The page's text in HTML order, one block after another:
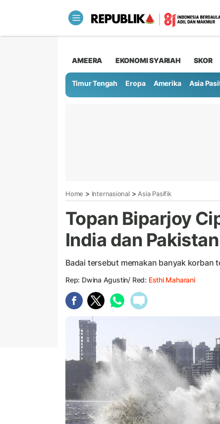
AMEERA EKONOMI SYARIAH SKOR
Timur Tengah Eropa Amerika Asia
Home > Internasional > Asia Pasifik
Topan Biparjoy
India dan Pakistan
Badai tersebut memakan banyak korban
Rep: Dwina Agustin/ Red: Esthi Maharani